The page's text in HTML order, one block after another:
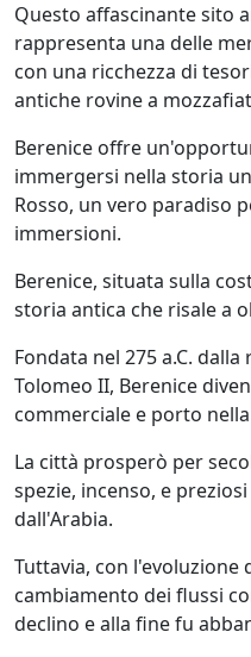
Questo affascinante sito
rappresenta una delle
con una ricchezza di
antiche rovine a
Berenice offre
immergersi nella storia
Rosso, un vero paradiso
immersioni.
Berenice, situata sulla
storia antica che risale a
Fondata nel 275 a.C.
Tolomeo II, Berenice
commerciale e porto
La città prosperò per
spezie, incenso, e
dall'Arabia.
Tuttavia, con l'evoluzione
cambiamento dei flussi
declino e alla fine fu